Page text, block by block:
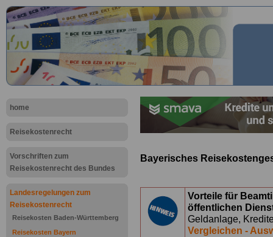
home
Reisekostenrecht
Vorschriften zum
Reisekostenrecht des Bundes
Landesregelungen zum
Reisekostenrecht
Reisekosten Baden-Württemberg
Reisekosten Bayern
Bayerisches
Vorteile für
öffentlichen
Geldanlage,
Vergleichen -